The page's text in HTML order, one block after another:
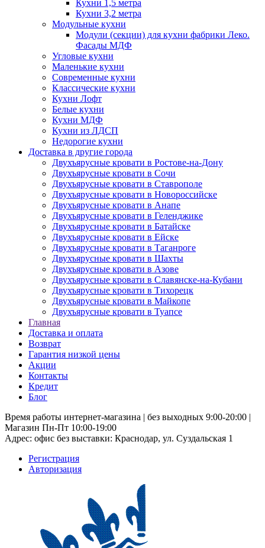
Кухни 1,5 метра
Кухни 3,2 метра
Модульные кухни
Модули (секции) для кухни фабрики Леко.
Фасады МДФ
Угловые кухни
Маленькие кухни
Современные кухни
Классические кухни
Кухни Лофт
Белые кухни
Кухни МДФ
Кухни из ЛДСП
Недорогие кухни
Доставка в другие города
Двухъярусные кровати в Ростове-на-Дону
Двухъярусные кровати в Сочи
Двухъярусные кровати в Ставрополе
Двухъярусные кровати в Новороссийске
Двухъярусные кровати в Анапе
Двухъярусные кровати в Геленджике
Двухъярусные кровати в Батайске
Двухъярусные кровати в Ейске
Двухъярусные кровати в Таганроге
Двухъярусные кровати в Шахты
Двухъярусные кровати в Азове
Двухъярусные кровати в Славянске-на-Кубани
Двухъярусные кровати в Тихорецк
Двухъярусные кровати в Майкопе
Двухъярусные кровати в Туапсе
Главная
Доставка и оплата
Возврат
Гарантия низкой цены
Акции
Контакты
Кредит
Блог
Время работы интернет-магазина | без выходных 9:00-20:00 |
Магазин Пн-Пт 10:00-19:00
Адрес: офис без выставки: Краснодар, ул. Суздальская 1
Регистрация
Авторизация